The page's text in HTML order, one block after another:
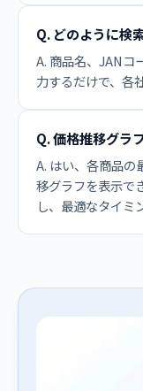
Q. どのように検
A. 商品名、JANコ
力するだけで、各
Q. 価格推移グラ
A. はい、各商品の
移グラフを表示で
し、最適なタイミ